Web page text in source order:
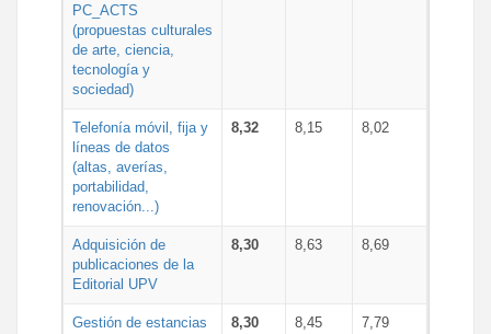
PC_ACTS
(propuestas culturales
de arte, ciencia,
tecnología y
sociedad)
Telefonía móvil, fija y
líneas de datos
(altas, averías,
portabilidad,
renovación...)
8,32 8,15 8,02
Adquisición de
publicaciones de la
Editorial UPV
8,30 8,63 8,69
Gestión de estancias
8,30 8,45 7,79